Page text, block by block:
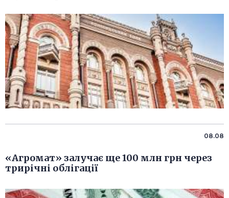
08.08
«Агромат» залучає ще 100 млн грн через
трирічні облігації